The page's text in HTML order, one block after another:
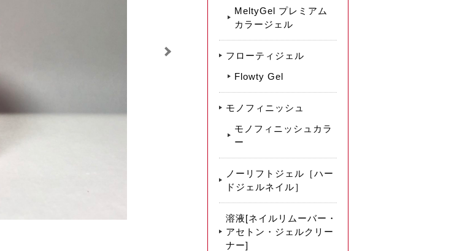
MeltyGel プレミアム
カラージェル
フローティジェル
Flowty Gel
モノフィニッシュ
モノフィニッシュカラ
ー
ノーリフトジェル［ハー
ドジェルネイル］
溶液[ネイルリムーバー・
アセトン・ジェルクリー
ナー]